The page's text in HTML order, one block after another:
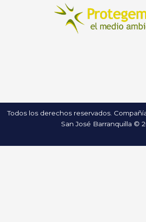
Todos los derechos reservados.
San José Barranquilla ©